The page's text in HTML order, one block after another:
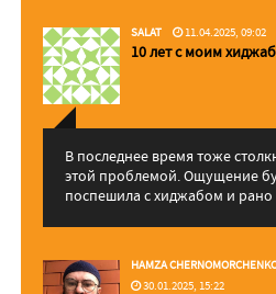
SALAT 11.04.2025, 09:02
10 лет с моим
В последнее время тоже
этой проблемой. Ощущение
поспешила с хиджабом и рано
HAMZA
30.01.2025, 15:22